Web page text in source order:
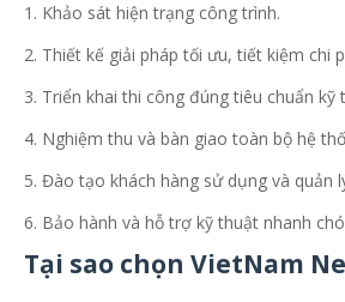
Khảo sát hiện trạng công trình.
Thiết kế giải pháp tối ưu, tiết kiệm chi
Triển khai thi công đúng tiêu chuẩn kỹ
Nghiệm thu và bàn giao toàn bộ hệ
Đào tạo khách hàng sử dụng và quản
Bảo hành và hỗ trợ kỹ thuật nhanh
Tại sao chọn VietNam